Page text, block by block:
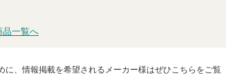
品一覧へ
、情報掲載を希望されるメーカー様はぜひこちらをご覧